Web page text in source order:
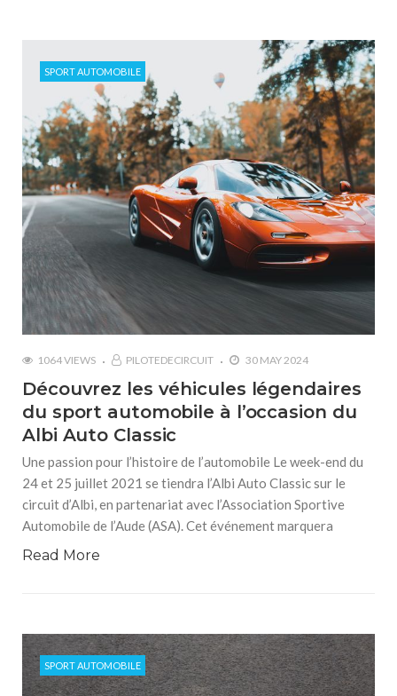
SPORT AUTOMOBILE
1064 VIEWS PILOTEDECIRCUIT 30 MAY 2024
Découvrez les véhicules légendaires
du sport automobile à l’occasion du
Albi Auto Classic
Une passion pour l’histoire de l’automobile Le week-end du
24 et 25 juillet 2021 se tiendra l’Albi Auto Classic sur le
circuit d’Albi, en partenariat avec l’Association Sportive
Automobile de l’Aude (ASA). Cet événement marquera
Read More
SPORT AUTOMOBILE